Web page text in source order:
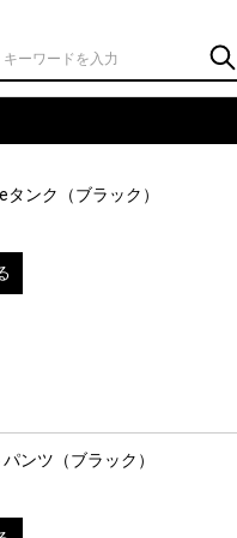
タンク
（ブラック）
ンツ （ブラック）